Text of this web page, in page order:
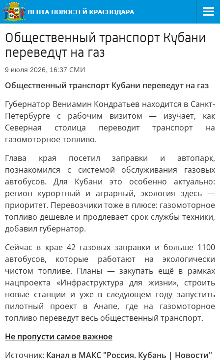
Общественный транспорт Кубани
переведут на газ
9 июля 2026, 16:37 СМИ
Общественный транспорт Кубани переведут на газ
Губернатор Вениамин Кондратьев находится в Санкт-
Петербурге с рабочим визитом — изучает, как
Северная столица переводит транспорт на
газомоторное топливо.
Глава края посетил заправки и автопарк,
познакомился с системой обслуживания газовых
автобусов. Для Кубани это особенно актуально:
регион курортный и аграрный, экология здесь —
приоритет. Перевозчики тоже в плюсе: газомоторное
топливо дешевле и продлевает срок службы техники,
добавил губернатор.
Сейчас в крае 42 газовых заправки и больше 1100
автобусов, которые работают на экологически
чистом топливе. Планы — закупать ещё в рамках
нацпроекта «Инфраструктура для жизни», строить
новые станции и уже в следующем году запустить
пилотный проект в Анапе, где на газомоторное
топливо переведут весь общественный транспорт.
Не пропусти самое важное
Источник: Канал в МАКС "Россия. Кубань | Новости"